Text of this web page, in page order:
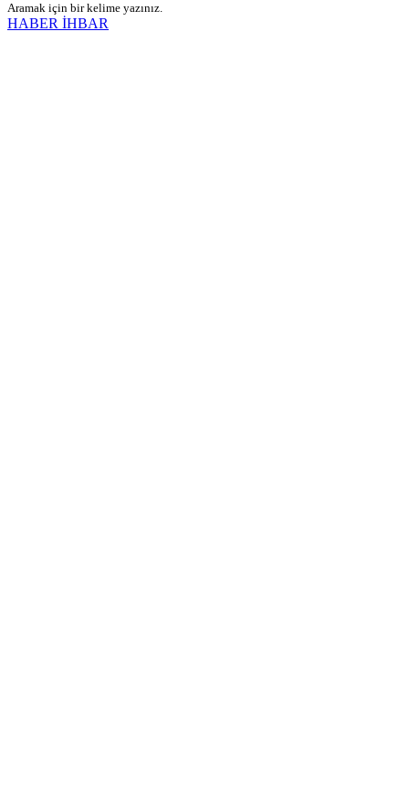
Aramak için bir kelime yazınız.
HABER İHBAR